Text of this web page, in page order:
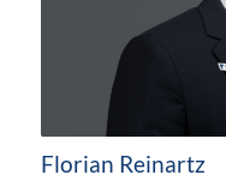
Florian Reinartz